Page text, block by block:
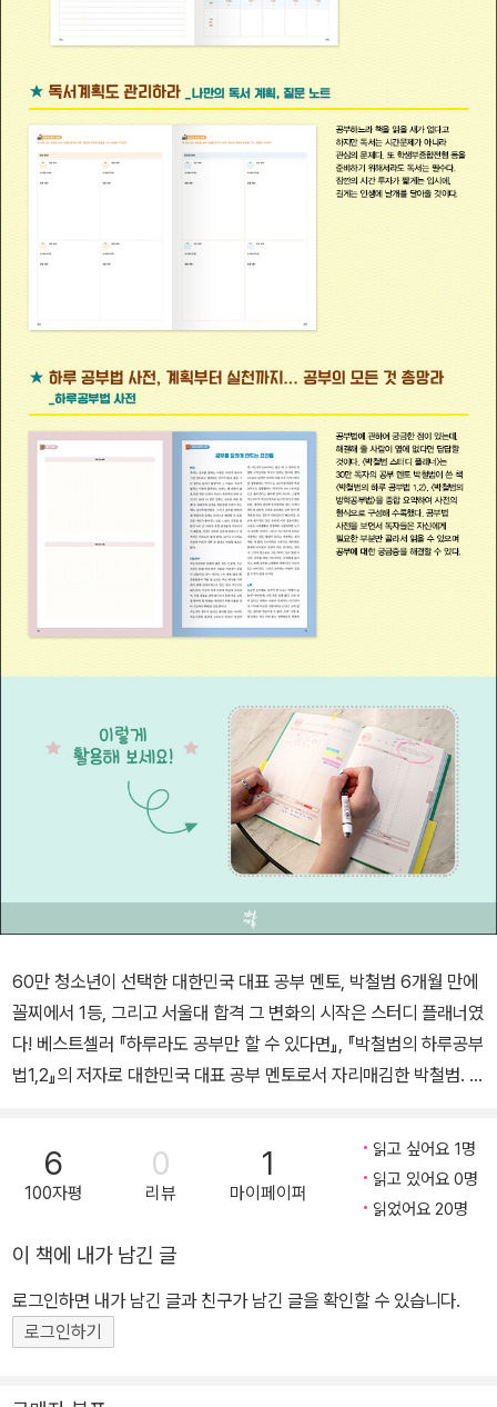
60만 청소년이 선택한 대한민국 대표 공부 멘토, 박철범 6개월 만에
꼴찌에서 1등, 그리고 서울대 합격 그 변화의 시작은 스터디 플래너였
다! 베스트셀러 『하루라도 공부만 할 수 있다면』, 『박철범의 하루공부
법1,2』의 저자로 대한민국 대표 공부 멘토로서 자리매김한 박철범. 학
꼴찌를 면치 못하던 그는 공부를 결심한 지 6개월 만에 전교 1등이 되
었고 마침내 서울대에 합격했으며 현재는 변호사로 활동하고 있다.
그가 발견한 자신만의 공부 비법은 그동안 전국의 많은 학생들에게
그대로 실천한 덕분에 난생 처음 1등을 했다는 학생, 5등급이던 과목
을 1등급으로 올렸다는 학생들도 나타났다. 그리고 그의 공부법을 그
대로 한번 따라할 수 있도록 해주는 프로그램이 나왔으면 한다는 요
청이 잇달았다. 그에 대한 응답으로 『박철범 스터디플래너』(『하루공
6
100자평
0
리뷰
1
마이페이퍼
읽고 싶어요 1명
읽고 있어요 0명
읽었어요 20명
이 책에 내가 남긴 글
로그인하면 내가 남긴 글과 친구가 남긴 글을 확인할 수 있습니다.
로그인하기